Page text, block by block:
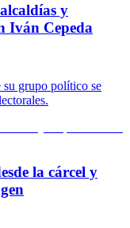
y
Iván Cepeda
grupo político se
la cárcel y